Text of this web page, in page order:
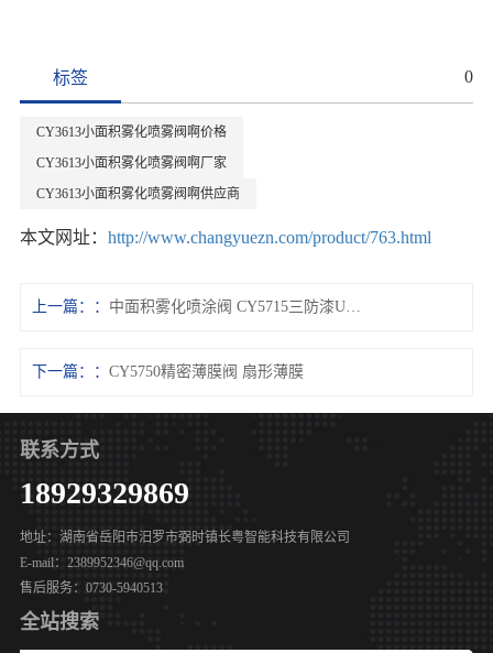
标签 0
CY3613小面积雾化喷雾阀啊价格
CY3613小面积雾化喷雾阀啊厂家
CY3613小面积雾化喷雾阀啊供应商
本文网址： http://www.changyuezn.com/product/763.html
上一篇： 中面积雾化喷涂阀 CY5715三防漆UV胶喷雾阀
下一篇： CY5750精密薄膜阀 扇形薄膜
联系方式
18929329869
地址：湖南省岳阳市汨罗市弼时镇长粤智能科技有限公司
E-mail：2389952346@qq.com
售后服务：0730-5940513
全站搜索